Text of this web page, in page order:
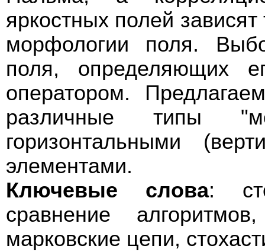
яркостных полей зависят
морфологии поля.
поля, определяющих
оператором.
различные типы
горизонтальными
элементами.
Ключевые слова:
сравнение
марковские цепи,